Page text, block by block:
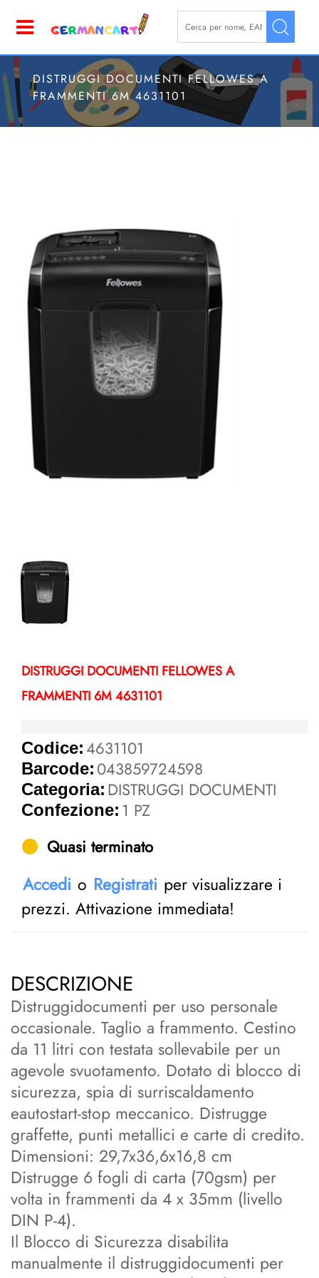
La modifica di un filtro
DISTRUGGI DOCUMENTI FELLOWES A
FRAMMENTI 6M 4631101
DISTRUGGI DOCUMENTI FELLOWES A
FRAMMENTI 6M 4631101
Codice:4631101
Barcode: 043859724598
Categoria: DISTRUGGI DOCUMENTI
Confezione: 1 PZ
Quasi terminato
Accedi o Registrati per visualizzare i
prezzi. Attivazione immediata!
DESCRIZIONE
Distruggidocumenti per uso personale
occasionale. Taglio a frammento. Cestino
da 11 litri con testata sollevabile per un
agevole svuotamento. Dotato di blocco di
sicurezza, spia di surriscaldamento
eautostart-stop meccanico. Distrugge
graffette, punti metallici e carte di credito.
Dimensioni: 29,7x36,6x16,8 cm
Distrugge 6 fogli di carta (70gsm) per
volta in frammenti da 4 x 35mm (livello
DIN P-4).
Il Blocco di Sicurezza disabilita
manualmente il distruggidocumenti per